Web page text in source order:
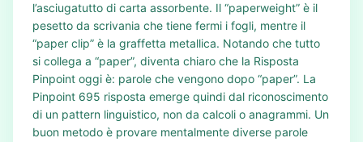
l’asciugatutto di carta assorbente. Il “paperweight” è il
pesetto da scrivania che tiene fermi i fogli, mentre il
“paper clip” è la graffetta metallica. Notando che tutto
si collega a “paper”, diventa chiaro che la Risposta
Pinpoint oggi è: parole che vengono dopo “paper”. La
Pinpoint 695 risposta emerge quindi dal riconoscimento
di un pattern linguistico, non da calcoli o anagrammi. Un
buon metodo è provare mentalmente diverse parole